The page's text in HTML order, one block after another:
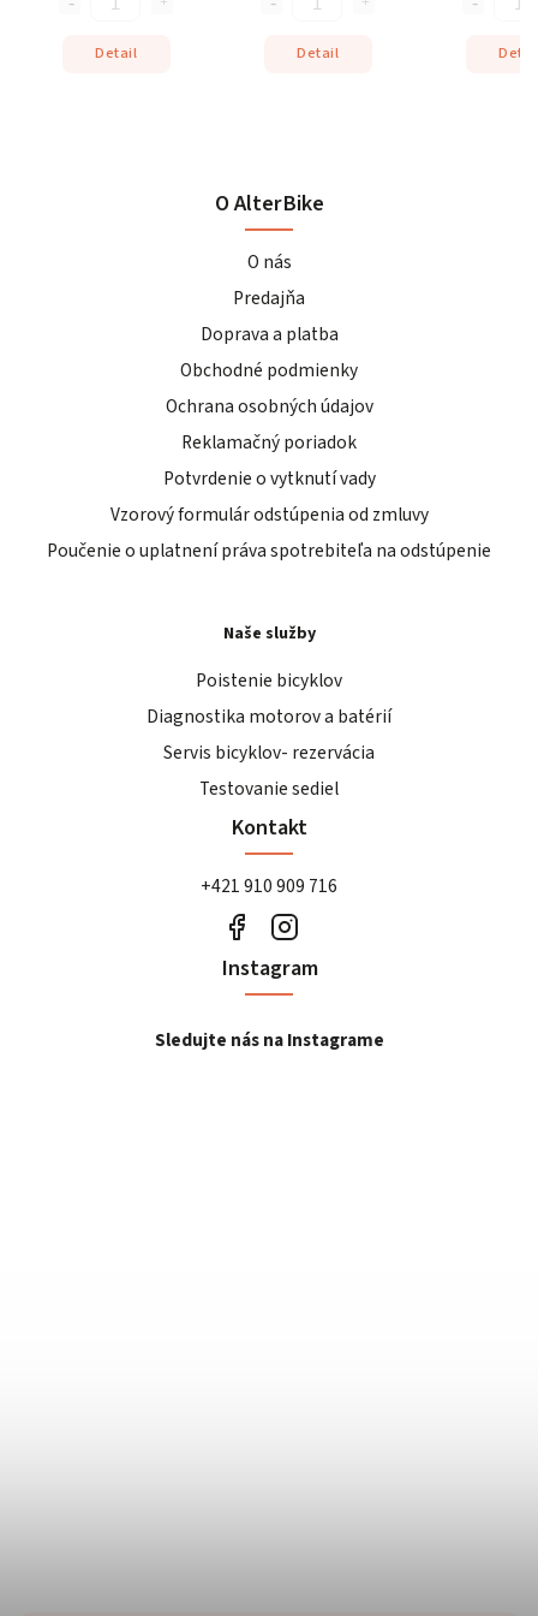
Detail Detail
O AlterBike
O nás
Predajňa
Doprava a platba
Obchodné podmienky
Ochrana osobných údajov
Reklamačný poriadok
Potvrdenie o vytknutí vady
Vzorový formulár odstúpenia od zmluvy
Poučenie o uplatnení práva spotrebiteľa na odstúpenie
Naše služby
Poistenie bicyklov
Diagnostika motorov a batérií
Servis bicyklov- rezervácia
Testovanie sediel
Kontakt
+421 910 909 716
Instagram
Sledujte nás na Instagrame